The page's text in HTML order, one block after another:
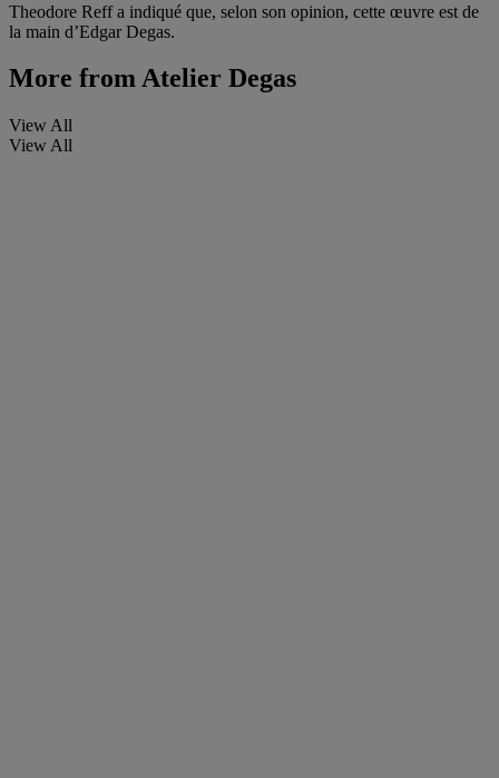
Theodore Reff a indiqué que, selon son opinion, cette œuvre est de
la main d’Edgar Degas.
More fromAtelier Degas
View All
View All